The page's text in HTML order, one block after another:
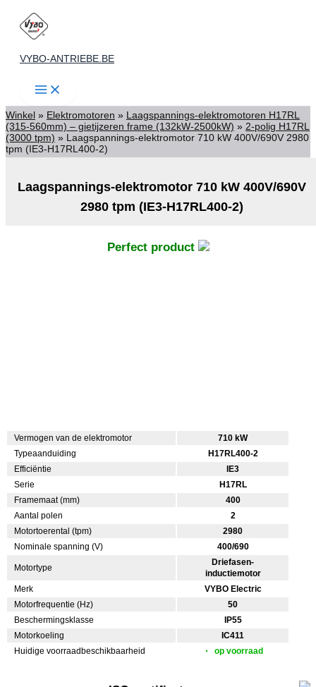
Spring
naar
VYBO-ANTRIEBE.BE
Winkel » Elektromotoren » Laagspannings-elektromotoren H17RL
(315-560mm) – gietijzeren frame (132kW-2500kW) » 2-polig H17RL
(3000 tpm) » Laagspannings-elektromotor 710 kW 400V/690V 2980
tpm (IE3-H17RL400-2)
Laagspannings-elektromotor 710 kW 400V/690V
2980 tpm (IE3-H17RL400-2)
Perfect product
Vermogen van de elektromotor
710 kW
Typeaanduiding
H17RL400-2
Efficiëntie
IE3
Serie
H17RL
Framemaat (mm)
400
Aantal polen
2
Motortoerental (tpm)
2980
Nominale spanning (V)
400/690
Motortype
Driefasen-
inductiemotor
Merk
VYBO Electric
Motorfrequentie (Hz)
50
Beschermingsklasse
IP55
Motorkoeling
IC411
Huidige voorraadbeschikbaarheid
op voorraad